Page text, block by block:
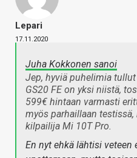
Lepari
17.11.2020
Juha Kokkonen sanoi
Jep, hyviä puhelimia
GS20 FE on yksi niistä,
599€ hintaan varmasti
myös parhaillaan
kilpailija Mi 10T Pro.
En nyt ehkä lähtisi veteen